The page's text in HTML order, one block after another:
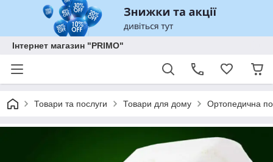
Інтернет магазин "PRIMO"
Товари та послуги Товари для дому Ортопедична